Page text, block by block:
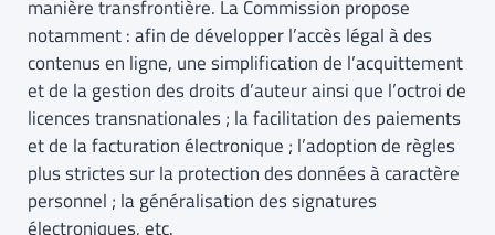
manière transfrontière. La Commission propose
notamment : afin de développer l’accès légal à des
contenus en ligne, une simplification de l’acquittement
et de la gestion des droits d’auteur ainsi que l’octroi de
licences transnationales ; la facilitation des paiements
et de la facturation électronique ; l’adoption de règles
plus strictes sur la protection des données à caractère
personnel ; la généralisation des signatures
électroniques, etc.